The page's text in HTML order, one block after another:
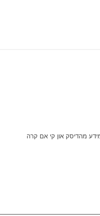
מהדיסק און קי אם קרה